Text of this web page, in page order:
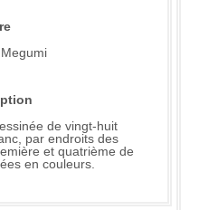
de vingt-huit
par endroits des
et quatrième de
en couleurs.